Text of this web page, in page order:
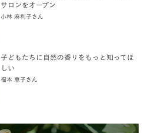
サロンをオープン
小林 麻利子さん
子どもたちに自然の香りをもっと知ってほ
しい
福本 恵子さん